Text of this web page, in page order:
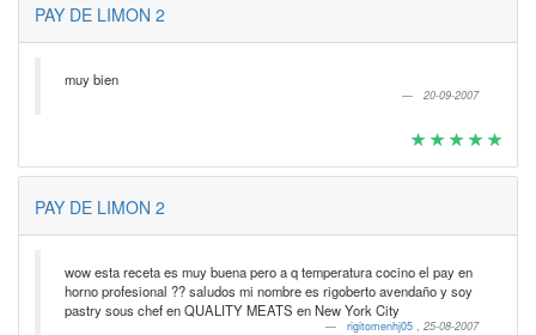
PAY DE LIMON 2
muy bien
20-09-2007
PAY DE LIMON 2
wow esta receta es muy buena pero a q temperatura cocino el pay en
horno profesional ?? saludos mi nombre es rigoberto avendaño y soy
pastry sous chef en QUALITY MEATS en New York City
rigitomenhj05 , 25-08-2007